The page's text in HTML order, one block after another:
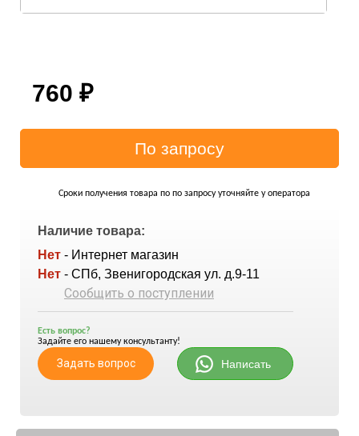
760 ₽
Сроки получения товара по по запросу уточняйте у оператора
Наличие товара:
Нет - Интернет магазин
Нет - СПб, Звенигородская ул. д.9-11
Сообщить о поступлении
Есть вопрос?
Задайте его нашему консультанту!
Задать вопрос Написать